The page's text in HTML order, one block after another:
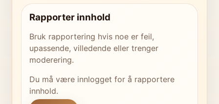
Rapporter innhold
Bruk rapportering hvis noe er feil,
upassende, villedende eller trenger
moderering.
Du må være innlogget for å rapportere
innhold.